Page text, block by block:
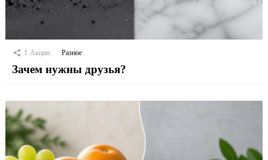
1 Акции Разное
Зачем нужны друзья?